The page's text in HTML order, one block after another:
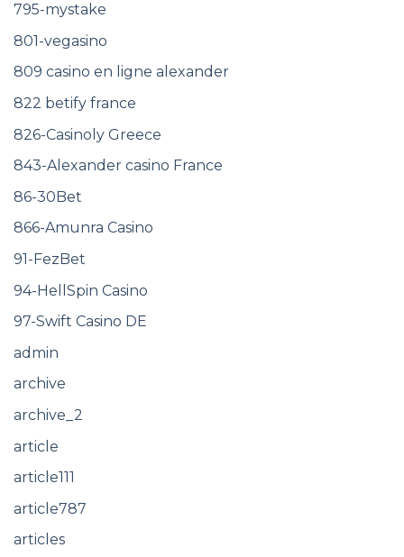
795-mystake
801-vegasino
809 casino en ligne alexander
822 betify france
826-Casinoly Greece
843-Alexander casino France
86-30Bet
866-Amunra Casino
91-FezBet
94-HellSpin Casino
97-Swift Casino DE
admin
archive
archive_2
article
article111
article787
articles